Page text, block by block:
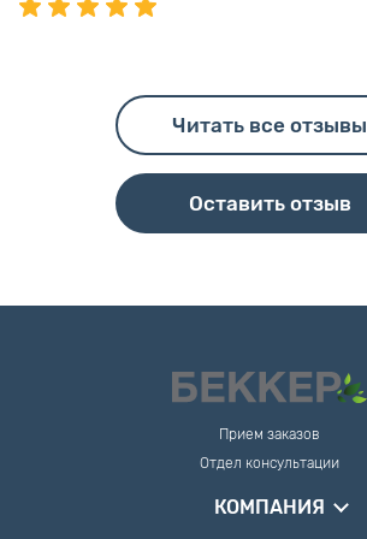
Читать все отзывы
Оставить отзыв
Прием заказов
Отдел консультации
КОМПАНИЯ